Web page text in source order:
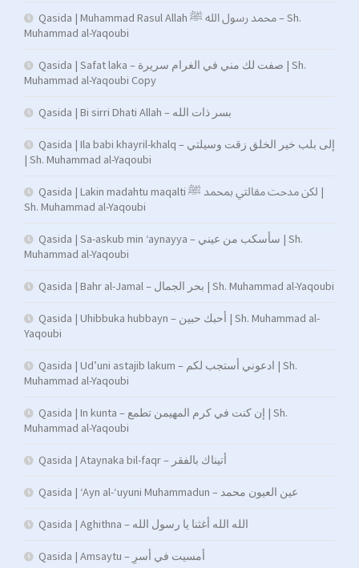
Qasida | Muhammad Rasul Allah محمد رسول الله ﷺ – Sh.
Muhammad al-Yaqoubi
Qasida | Safat laka – صفت لك مني في الغرام سريرة | Sh.
Muhammad al-Yaqoubi Copy
Qasida | Bi sirri Dhati Allah – بسر ذات الله
Qasida | Ila babi khayril-khalq – إلى بلب خير الخلق زقت وسيلتي
| Sh. Muhammad al-Yaqoubi
Qasida | Lakin madahtu maqalti لكن مدحت مقالتي بمحمد ﷺ |
Sh. Muhammad al-Yaqoubi
Qasida | Sa-askub min ‘aynayya – سأسكب من عيني | Sh.
Muhammad al-Yaqoubi
Qasida | Bahr al-Jamal – بحر الجمال | Sh. Muhammad al-Yaqoubi
Qasida | Uhibbuka hubbayn – أحبك حبين | Sh. Muhammad al-
Yaqoubi
Qasida | Ud’uni astajib lakum – ادعوني أستجب لكم | Sh.
Muhammad al-Yaqoubi
Qasida | In kunta – إن كنت في كرم المهيمن تطمع | Sh.
Muhammad al-Yaqoubi
Qasida | Ataynaka bil-faqr – أتيناك بالفقر
Qasida | ‘Ayn al-‘uyuni Muhammadun – عين العيون محمد
Qasida | Aghithna – الله الله أغثنا يا رسول الله
Qasida | Amsaytu – أمسیت في أسرِ